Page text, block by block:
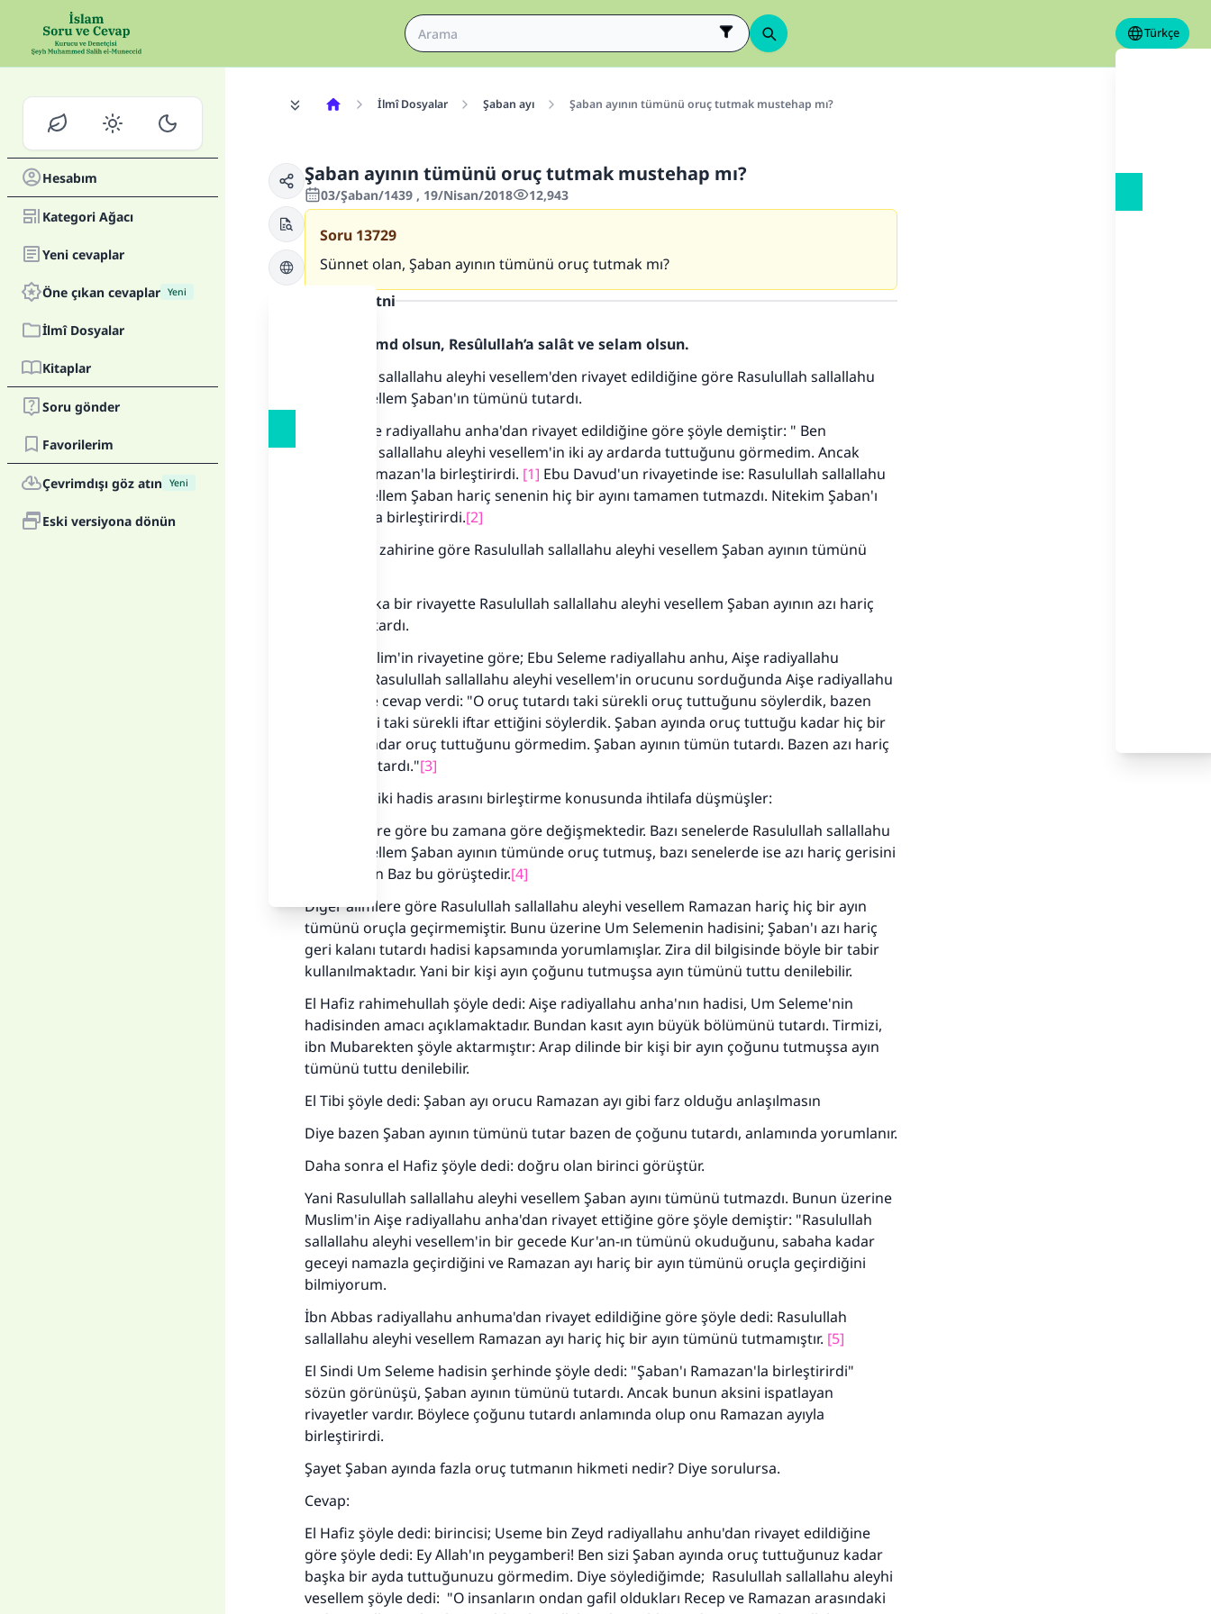
Türkçe
Hesabım
Kategori Ağacı
Yeni cevaplar
Öne çıkan cevaplar Yeni
İlmî Dosyalar
Kitaplar
Soru gönder
Favorilerim
Çevrimdışı göz atın Yeni
Eski versiyona dönün
İlmî Dosyalar Şaban ayı​ Şaban ayının tümünü oruç tutmak mustehap mı?
Şaban ayının tümünü oruç tutmak mustehap mı?
03/Şaban/1439 , 19/Nisan/2018 12,943
Soru 13729
Sünnet olan, Şaban ayının tümünü oruç tutmak mı?
Cevap metni
Allah'a hamd olsun, Resûlullah’a salât ve selam olsun.
Rasulullah sallallahu aleyhi vesellem'den rivayet edildiğine göre Rasulullah sallallahu
aleyhi vesellem Şaban'ın tümünü tutardı.
Um Seleme radiyallahu anha'dan rivayet edildiğine göre şöyle demiştir: " Ben
Rasulullah sallallahu aleyhi vesellem'in iki ay ardarda tuttuğunu görmedim. Ancak
Şaban'ı Ramazan'la birleştirirdi. [1] Ebu Davud'un rivayetinde ise: Rasulullah sallallahu
aleyhi vesellem Şaban hariç senenin hiç bir ayını tamamen tutmazdı. Nitekim Şaban'ı
Ramazan'la birleştirirdi.[2]
Bu hadisin zahirine göre Rasulullah sallallahu aleyhi vesellem Şaban ayının tümünü
Ancak başka bir rivayette Rasulullah sallallahu aleyhi vesellem Şaban ayının azı hariç
gerisini tutardı.
İmam Muslim'in rivayetine göre; Ebu Seleme radiyallahu anhu, Aişe radiyallahu
anha'dan Rasulullah sallallahu aleyhi vesellem'in orucunu sorduğunda Aişe radiyallahu
anhu şöyle cevap verdi: "O oruç tutardı taki sürekli oruç tuttuğunu söylerdik, bazen
iftar ederdi taki sürekli iftar ettiğini söylerdik. Şaban ayında oruç tuttuğu kadar hiç bir
ayda bu kadar oruç tuttuğunu görmedim. Şaban ayının tümün tutardı. Bazen azı hariç
tümünü tutardı."[3]
Alimler bu iki hadis arasını birleştirme konusunda ihtilafa düşmüşler:
Bazı alimlere göre bu zamana göre değişmektedir. Bazı senelerde Rasulullah sallallahu
aleyhi vesellem Şaban ayının tümünde oruç tutmuş, bazı senelerde ise azı hariç gerisini
tutmuş. İbn Baz bu görüştedir.[4]
Diğer alimlere göre Rasulullah sallallahu aleyhi vesellem Ramazan hariç hiç bir ayın
tümünü oruçla geçirmemiştir. Bunu üzerine Um Selemenin hadisini; Şaban'ı azı hariç
geri kalanı tutardı hadisi kapsamında yorumlamışlar. Zira dil bilgisinde böyle bir tabir
kullanılmaktadır. Yani bir kişi ayın çoğunu tutmuşsa ayın tümünü tuttu denilebilir.
El Hafiz rahimehullah şöyle dedi: Aişe radiyallahu anha'nın hadisi, Um Seleme'nin
hadisinden amacı açıklamaktadır. Bundan kasıt ayın büyük bölümünü tutardı. Tirmizi,
ibn Mubarekten şöyle aktarmıştır: Arap dilinde bir kişi bir ayın çoğunu tutmuşsa ayın
tümünü tuttu denilebilir.
El Tibi şöyle dedi: Şaban ayı orucu Ramazan ayı gibi farz olduğu anlaşılmasın
Diye bazen Şaban ayının tümünü tutar bazen de çoğunu tutardı, anlamında yorumlanır.
Daha sonra el Hafiz şöyle dedi: doğru olan birinci görüştür.
Yani Rasulullah sallallahu aleyhi vesellem Şaban ayını tümünü tutmazdı. Bunun üzerine
Muslim'in Aişe radiyallahu anha'dan rivayet ettiğine göre şöyle demiştir: "Rasulullah
sallallahu aleyhi vesellem'in bir gecede Kur'an-ın tümünü okuduğunu, sabaha kadar
geceyi namazla geçirdiğini ve Ramazan ayı hariç bir ayın tümünü oruçla geçirdiğini
bilmiyorum.
İbn Abbas radiyallahu anhuma'dan rivayet edildiğine göre şöyle dedi: Rasulullah
sallallahu aleyhi vesellem Ramazan ayı hariç hiç bir ayın tümünü tutmamıştır. [5]
El Sindi Um Seleme hadisin şerhinde şöyle dedi: "Şaban'ı Ramazan'la birleştirirdi"
sözün görünüşü, Şaban ayının tümünü tutardı. Ancak bunun aksini ispatlayan
rivayetler vardır. Böylece çoğunu tutardı anlamında olup onu Ramazan ayıyla
birleştirirdi.
Şayet Şaban ayında fazla oruç tutmanın hikmeti nedir? Diye sorulursa.
Cevap:
El Hafiz şöyle dedi: birincisi; Useme bin Zeyd radiyallahu anhu'dan rivayet edildiğine
göre şöyle dedi: Ey Allah'ın peygamberi! Ben sizi Şaban ayında oruç tuttuğunuz kadar
başka bir ayda tuttuğunuzu görmedim. Diye söylediğimde; Rasulullah sallallahu aleyhi
vesellem şöyle dedi: "O insanların ondan gafil oldukları Recep ve Ramazan arasındaki
110845 Nolu Cevap, bir evliliği kurtardı.
Ümmete cevapları ulaştırmak için bizi destekle
Rasulullah ﷺ şöyle dedi:
ona sevap yazılır.
(MUSLIM 1893)